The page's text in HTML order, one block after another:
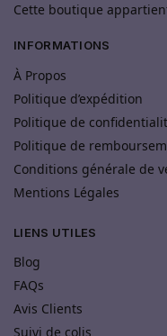
Cette boutique
INFORMATIONS
À Propos
Politique d’expédition
Politique de
Politique de
Conditions générale de
Mentions Légales
LIENS UTILES
Blog
FAQs
Avis Clients
Suivi de colis